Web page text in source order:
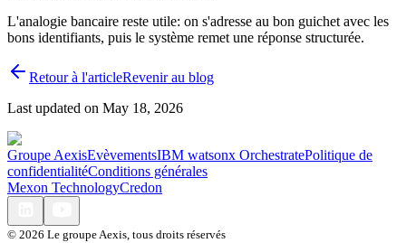
L'analogie bancaire reste utile: on s'adresse au bon guichet avec les
bons identifiants, puis le système remet une réponse structurée.
Retour à l'articleRevenir au blog
Last updated on May 18, 2026
Groupe AexisEvèvementsIBM watsonx OrchestratePolitique de
confidentialitéConditions générales
Mexon TechnologyCredon
© 2026 Le groupe Aexis, tous droits réservés